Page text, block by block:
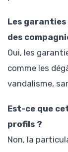
Les
des
Oui, les
comme les
vandalisme,
Est-ce que
profils ?
Non, la